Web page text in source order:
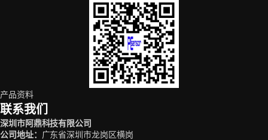
产品资料
联系我们
深圳市阿鼎科技有限公司
公司地址： 广东省深圳市龙岗区横岗